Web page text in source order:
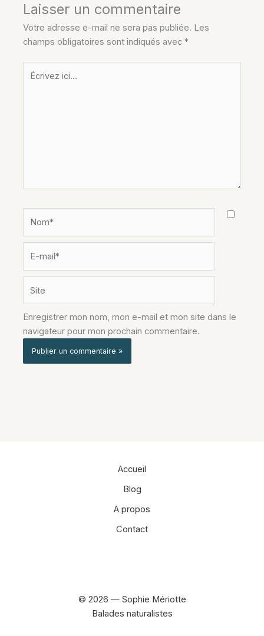
Laisser un commentaire
Votre adresse e-mail ne sera pas publiée. Les
champs obligatoires sont indiqués avec*
Écrivez
ici…
mail*
Enregistrer mon nom, mon e-mail et mon site dans le
navigateur pour mon prochain commentaire.
Accueil
Blog
A propos
Contact
© 2026 — Sophie Mériotte
Balades naturalistes